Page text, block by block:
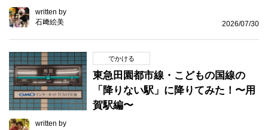
written by
石﨑絵美
2026/07/30
でかける
東急田園都市線・こどもの国線の
「降りない駅」に降りてみた！〜用
賀駅編〜
written by